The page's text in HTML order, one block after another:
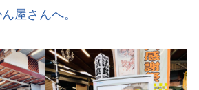
屋さんへ。